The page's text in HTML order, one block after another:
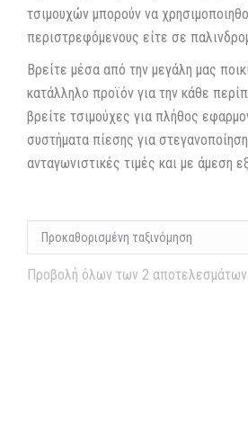
τσιμουχών μπορούν να
περιστρεφόμενους είτε σε
Βρείτε μέσα από την μεγάλη μας
κατάλληλο προϊόν για την κάθε
βρείτε τσιμούχες για πλήθος
συστήματα πίεσης για
ανταγωνιστικές τιμές και με άμεση
Προβολή όλων των 2 αποτελεσμάτων